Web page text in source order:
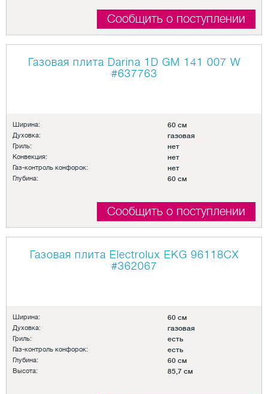
Сообщить о поступлении
Газовая плита Darina 1D GM 141 007 W
#637763
Ширина: 60 см
Духовка: газовая
Гриль: нет
Конвекция: нет
Газ-контроль конфорок: нет
Глубина: 60 см
Сообщить о поступлении
Газовая плита Electrolux EKG 96118CX
#362067
Ширина: 60 см
Духовка: газовая
Гриль: есть
Газ-контроль конфорок: есть
Глубина: 60 см
Высота: 85,7 см